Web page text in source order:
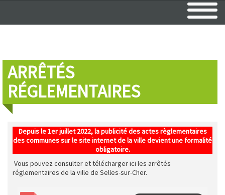
ARRÊTÉS
RÉGLEMENTAIRES
Depuis le 1er juillet 2022, la publicité des actes règlementaires
des communes sur le site internet de la ville devient une formalité
obligatoire.
Vous pouvez consulter et télécharger ici les arrêtés
réglementaires de la ville de Selles-sur-Cher.